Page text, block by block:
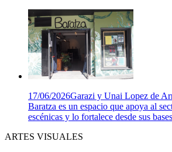
17/06/2026Garazi y Unai Lopez de
Baratza es un espacio que apoya al
escénicas y lo fortalece desde sus
ARTES VISUALES